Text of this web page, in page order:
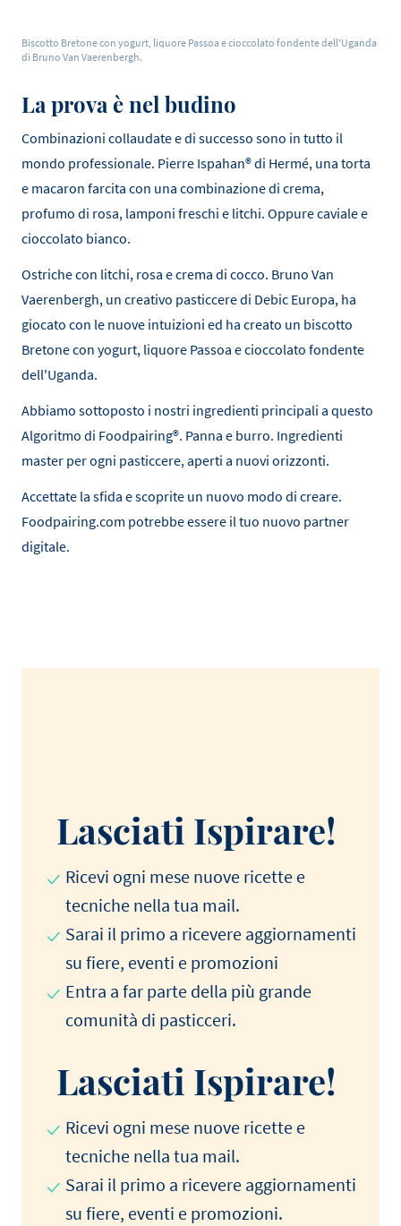
Biscotto Bretone con yogurt, liquore Passoa e cioccolato fondente dell'Uganda
di Bruno Van Vaerenbergh.
La prova è nel budino
Combinazioni collaudate e di successo sono in tutto il
mondo professionale. Pierre Ispahan® di Hermé, una torta
e macaron farcita con una combinazione di crema,
profumo di rosa, lamponi freschi e litchi. Oppure caviale e
cioccolato bianco.
Ostriche con litchi, rosa e crema di cocco. Bruno Van
Vaerenbergh, un creativo pasticcere di Debic Europa, ha
giocato con le nuove intuizioni ed ha creato un biscotto
Bretone con yogurt, liquore Passoa e cioccolato fondente
dell'Uganda.
Abbiamo sottoposto i nostri ingredienti principali a questo
Algoritmo di Foodpairing®. Panna e burro. Ingredienti
master per ogni pasticcere, aperti a nuovi orizzonti.
Accettate la sfida e scoprite un nuovo modo di creare.
Foodpairing.com potrebbe essere il tuo nuovo partner
digitale.
Lasciati Ispirare!
Ricevi ogni mese nuove ricette e
tecniche nella tua mail.
Sarai il primo a ricevere aggiornamenti
su fiere, eventi e promozioni
Entra a far parte della più grande
comunità di pasticceri.
Lasciati Ispirare!
Ricevi ogni mese nuove ricette e
tecniche nella tua mail.
Sarai il primo a ricevere aggiornamenti
su fiere, eventi e promozioni.